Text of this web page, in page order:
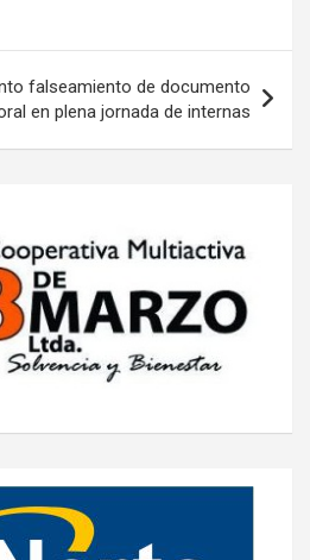
falseamiento de documento
en plena jornada de internas